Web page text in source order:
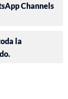
Channels
la